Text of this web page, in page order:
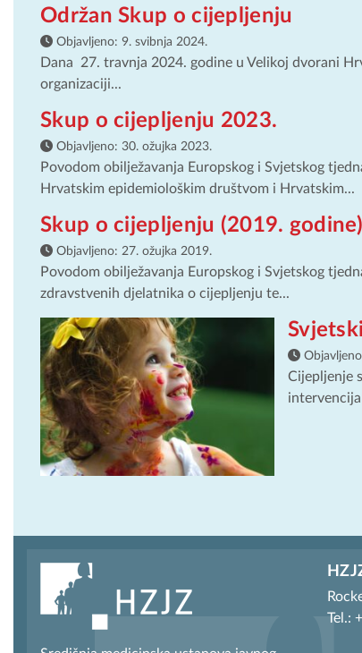
Održan Skup o cijepljenju
Objavljeno: 9. svibnja 2024.
Dana 27. travnja 2024. godine u Velikoj dvorani
organizaciji...
Skup o cijepljenju 2023.
Objavljeno: 30. ožujka 2023.
Povodom obilježavanja Europskog i Svjetskog
Hrvatskim epidemiološkim društvom i Hrvatskim...
Skup o cijepljenju (2019. godine)
Objavljeno: 27. ožujka 2019.
Povodom obilježavanja Europskog i Svjetskog
zdravstvenih djelatnika o cijepljenju te...
Cijepljenje
Tel.: